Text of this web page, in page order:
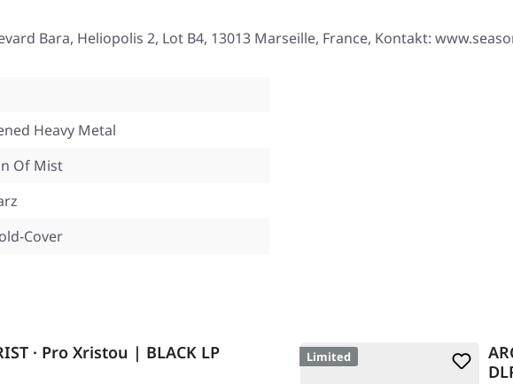
Bara, Heliopolis 2, Lot B4, 13013 Marseille, France, Kontakt:
Heavy Metal
Of Mist
Cover
· Pro Xristou | BLACK LP Limited